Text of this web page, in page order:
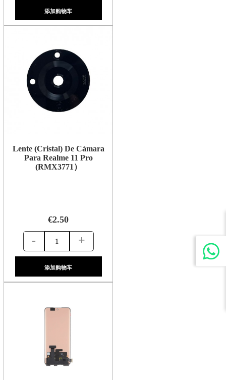
添加购物车
Lente (Cristal) De Cámara
Para Realme 11 Pro
(RMX3771）
€2.50
- +
添加购物车